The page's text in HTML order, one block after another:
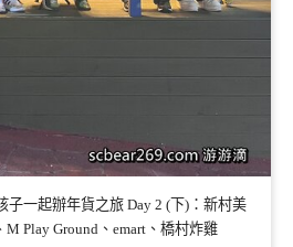
子一起辦年貨之旅 Day 2 (下)：新村美
Play Ground、emart、橋村炸雞